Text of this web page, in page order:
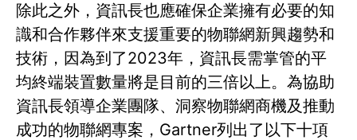
除此之外，資訊長也應確保企業擁有必要的知
識和合作夥伴來支援重要的物聯網新興趨勢和
技術，因為到了2023年，資訊長需掌管的平
均終端裝置數量將是目前的三倍以上。為協助
資訊長領導企業團隊、洞察物聯網商機及推動
成功的物聯網專案，Gartner列出了以下十項